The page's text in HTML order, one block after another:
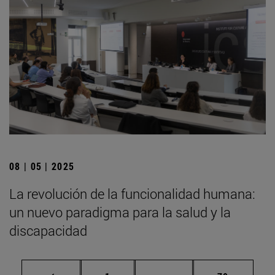
08 | 05 | 2025
La revolución de la funcionalidad humana:
un nuevo paradigma para la salud y la
discapacidad